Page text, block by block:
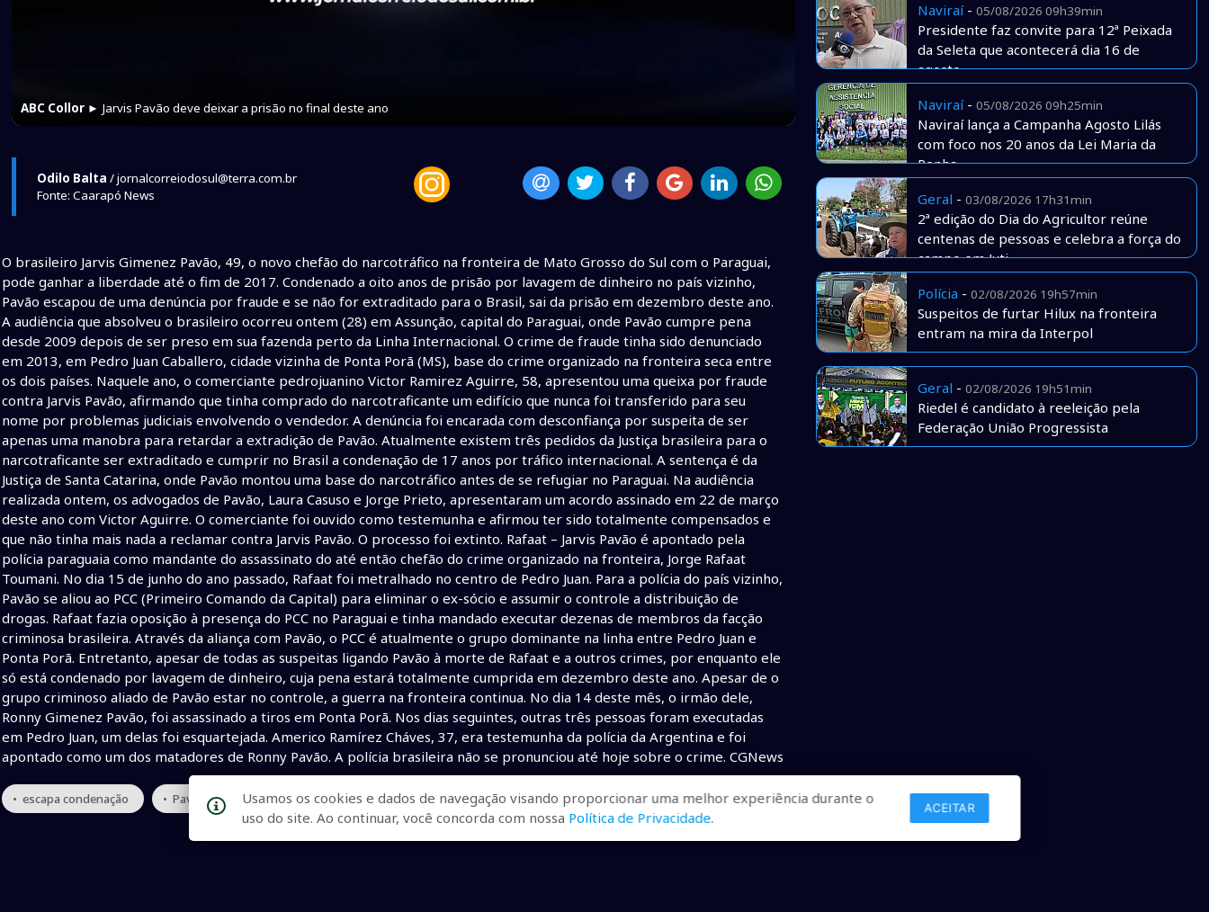
ABC Collor ► Jarvis Pavão deve deixar a prisão no final deste ano
Odilo Balta / jornalcorreiodosul@terra.com.br
Fonte: Caarapó News
O brasileiro Jarvis Gimenez Pavão, 49, o novo chefão do narcotráfico na fronteira de Mato Grosso do Sul com o Paraguai,
pode ganhar a liberdade até o fim de 2017. Condenado a oito anos de prisão por lavagem de dinheiro no país vizinho,
Pavão escapou de uma denúncia por fraude e se não for extraditado para o Brasil, sai da prisão em dezembro deste ano.
A audiência que absolveu o brasileiro ocorreu ontem (28) em Assunção, capital do Paraguai, onde Pavão cumpre pena
desde 2009 depois de ser preso em sua fazenda perto da Linha Internacional. O crime de fraude tinha sido denunciado
em 2013, em Pedro Juan Caballero, cidade vizinha de Ponta Porã (MS), base do crime organizado na fronteira seca entre
os dois países. Naquele ano, o comerciante pedrojuanino Victor Ramirez Aguirre, 58, apresentou uma queixa por fraude
contra Jarvis Pavão, afirmando que tinha comprado do narcotraficante um edifício que nunca foi transferido para seu
nome por problemas judiciais envolvendo o vendedor. A denúncia foi encarada com desconfiança por suspeita de ser
apenas uma manobra para retardar a extradição de Pavão. Atualmente existem três pedidos da Justiça brasileira para o
narcotraficante ser extraditado e cumprir no Brasil a condenação de 17 anos por tráfico internacional. A sentença é da
Justiça de Santa Catarina, onde Pavão montou uma base do narcotráfico antes de se refugiar no Paraguai. Na audiência
realizada ontem, os advogados de Pavão, Laura Casuso e Jorge Prieto, apresentaram um acordo assinado em 22 de março
deste ano com Victor Aguirre. O comerciante foi ouvido como testemunha e afirmou ter sido totalmente compensados e
que não tinha mais nada a reclamar contra Jarvis Pavão. O processo foi extinto. Rafaat – Jarvis Pavão é apontado pela
polícia paraguaia como mandante do assassinato do até então chefão do crime organizado na fronteira, Jorge Rafaat
Toumani. No dia 15 de junho do ano passado, Rafaat foi metralhado no centro de Pedro Juan. Para a polícia do país vizinho,
Pavão se aliou ao PCC (Primeiro Comando da Capital) para eliminar o ex-sócio e assumir o controle a distribuição de
drogas. Rafaat fazia oposição à presença do PCC no Paraguai e tinha mandado executar dezenas de membros da facção
criminosa brasileira. Através da aliança com Pavão, o PCC é atualmente o grupo dominante na linha entre Pedro Juan e
Ponta Porã. Entretanto, apesar de todas as suspeitas ligando Pavão à morte de Rafaat e a outros crimes, por enquanto ele
só está condenado por lavagem de dinheiro, cuja pena estará totalmente cumprida em dezembro deste ano. Apesar de o
grupo criminoso aliado de Pavão estar no controle, a guerra na fronteira continua. No dia 14 deste mês, o irmão dele,
Ronny Gimenez Pavão, foi assassinado a tiros em Ponta Porã. Nos dias seguintes, outras três pessoas foram executadas
em Pedro Juan, um delas foi esquartejada. Americo Ramírez Cháves, 37, era testemunha da polícia da Argentina e foi
apontado como um dos matadores de Ronny Pavão. A polícia brasileira não se pronunciou até hoje sobre o crime. CGNews
• escapa condenação • Pavão • paraguai
Naviraí- 05/08/2026 09h39min
Presidente faz convite para 12ª Peixada
da Seleta que acontecerá dia 16 de
agosto
Naviraí- 05/08/2026 09h25min
Naviraí lança a Campanha Agosto Lilás
com foco nos 20 anos da Lei Maria da
Penha
Geral - 03/08/2026 17h31min
2ª edição do Dia do Agricultor reúne
centenas de pessoas e celebra a força do
campo em Juti
Polícia - 02/08/2026 19h57min
Suspeitos de furtar Hilux na fronteira
entram na mira da Interpol
Geral - 02/08/2026 19h51min
Riedel é candidato à reeleição pela
Federação União Progressista
Usamos os cookies e dados de navegação visando proporcionar uma melhor experiência durante o
uso do site. Ao continuar, você concorda com nossa Política de Privacidade.
ACEITAR